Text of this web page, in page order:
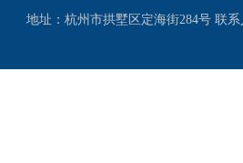
地址：杭州市拱墅区定海街284号 联